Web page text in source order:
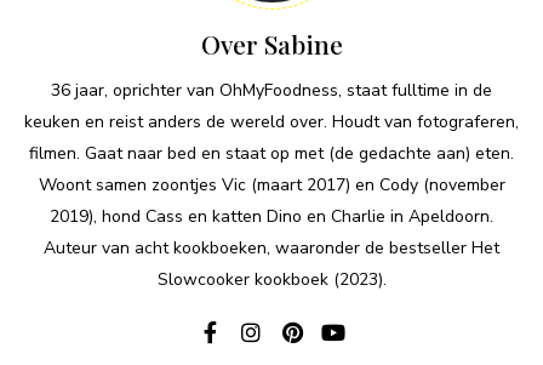
Over Sabine
36 jaar, oprichter van OhMyFoodness, staat fulltime in de
keuken en reist anders de wereld over. Houdt van fotograferen,
filmen. Gaat naar bed en staat op met (de gedachte aan) eten.
Woont samen zoontjes Vic (maart 2017) en Cody (november
2019), hond Cass en katten Dino en Charlie in Apeldoorn.
Auteur van acht kookboeken, waaronder de bestseller Het
Slowcooker kookboek (2023).